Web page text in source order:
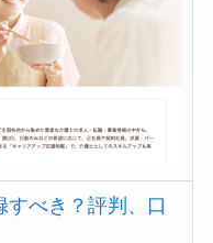
べき？評判、口